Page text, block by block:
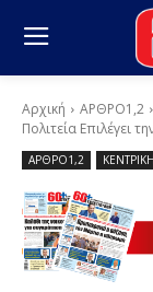
Αρχική ΑΡΘΡΟ1,2
Πολιτεία Επιλέγει
ΑΡΘΡΟ1,2